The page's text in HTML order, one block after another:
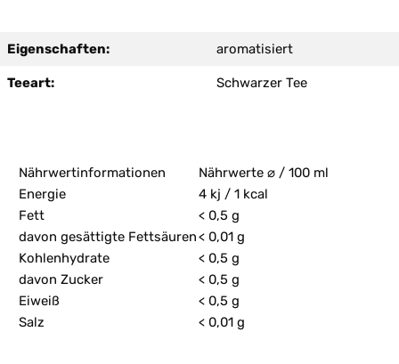
Eigenschaften: aromatisiert
Teeart: Schwarzer Tee
Nährwertinformationen
Nährwerte ⌀ / 100 ml
Energie
4 kj / 1 kcal
Fett
< 0,5 g
davon gesättigte Fettsäuren< 0,01 g
Kohlenhydrate
< 0,5 g
davon Zucker
< 0,5 g
Eiweiß
< 0,5 g
Salz
< 0,01 g